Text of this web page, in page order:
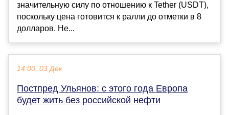
значительную силу по отношению к Tether (USDT),
поскольку цена готовится к ралли до отметки в 8
долларов. Не...
14:00, 03 Дек
Постпред Ульянов: с этого года Европа
будет жить без российской нефти